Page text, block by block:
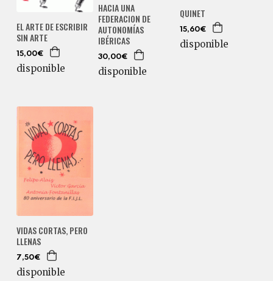
EL ARTE DE ESCRIBIR
SIN ARTE
15,00€
disponible
HACIA UNA
FEDERACION DE
AUTONOMÍAS
IBÉRICAS
30,00€
disponible
QUINET
15,60€
disponible
VIDAS CORTAS, PERO
LLENAS
7,50€
disponible